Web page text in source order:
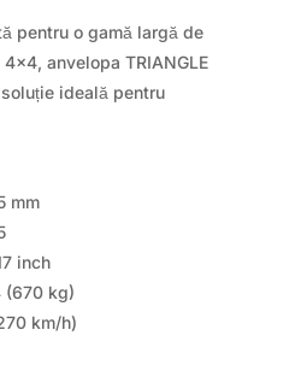
pentru o gamă largă de
anvelopa TRIANGLE
ideală pentru
mm
inch
(670 kg)
km/h)